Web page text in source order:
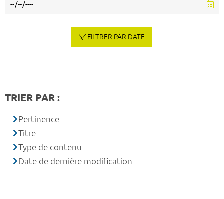
FILTRER PAR DATE
TRIER PAR :
Pertinence
Titre
Type de contenu
Date de dernière modification